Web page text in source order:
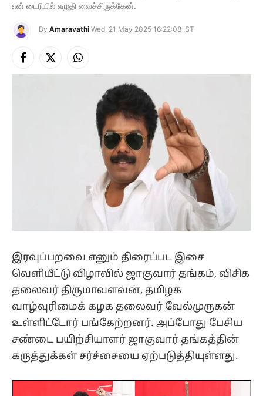
என் டைரியில் எழுதி வைச்சிருக்கேன்.
By Amaravathi Wed, 21 May 2025 16:22:08 IST
Facebook
X
(Twitter)
Instagram
இரவுப்பறவை எனும் திரைப்பட இசை
வெளியீட்டு விழாவில் ஜாகுவார் தங்கம், விசிக
தலைவர் திருமாவளவன், தமிழக
வாழ்வுரிமைக் கழக தலைவர் வேல்முருகன்
உள்ளிட்டோர் பங்கேற்றனர். அப்போது பேசிய
சண்டை பயிற்சியாளர் ஜாகுவார் தங்கத்தின்
கருத்துக்கள் சர்ச்சையை ஏற்படுத்தியுள்ளது.